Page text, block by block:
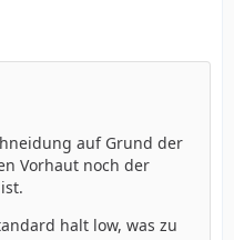
auf Grund der
Vorhaut noch der
halt low, was zu